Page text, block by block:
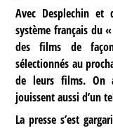
Avec Desplechin et
système français du
des films de
sélectionnés au
de leurs films. On
jouissent aussi d’un
La presse s’est